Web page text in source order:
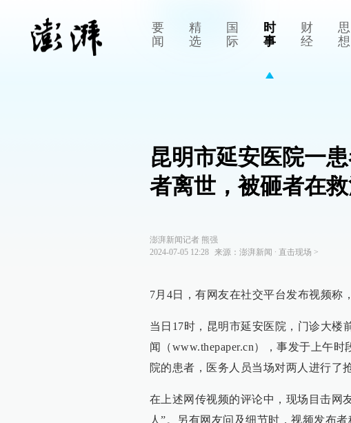
要
闻
精
选
国
际
时
事
财
经
思
想
昆明市延安医院一
者离世，被砸者在
澎湃新闻记者 熊强
2024-07-05 12:28
来源： 澎湃新闻 ∙ 直击现场 >
7月4日，有网友在社交平台发布视频称
当日17时，昆明市延安医院，门诊大楼
闻（www.thepaper.cn），事发于上午
院的患者，医务人员当场对两人进行了
在上述网传视频的评论中，现场目击网
人”。另有网友问及细节时，视频发布